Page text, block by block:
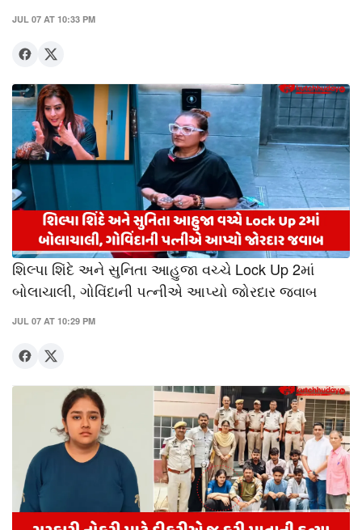
JUL 07 AT 10:33 PM
શિલ્પા શિંદે અને સુનિતા આહુજા વચ્ચે Lock Up 2માં
બોલાચાલી, ગોવિંદાની પત્નીએ આપ્યો જોરદાર જવાબ
JUL 07 AT 10:29 PM